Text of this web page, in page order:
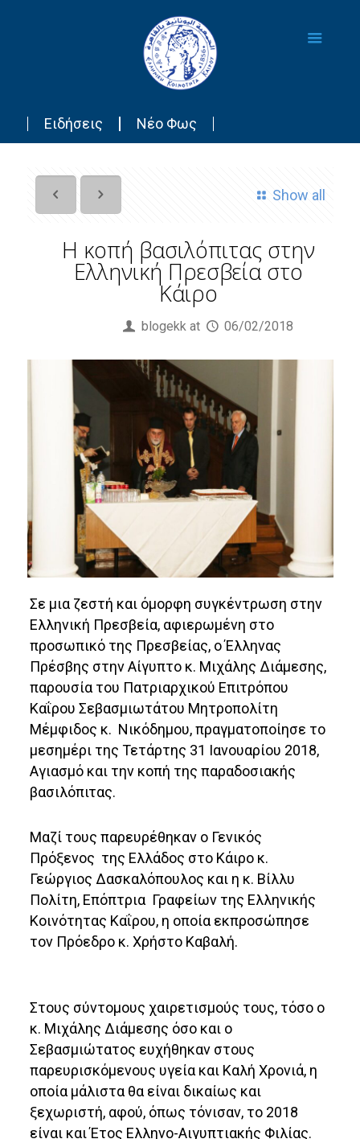
Ειδήσεις Νέο Φως
Show all
Η κοπή βασιλόπιτας στην
Ελληνική Πρεσβεία στο
Κάιρο
blogekk at 06/02/2018
Σε μια ζεστή και όμορφη συγκέντρωση στην
Ελληνική Πρεσβεία, αφιερωμένη στο
προσωπικό της Πρεσβείας, ο Έλληνας
Πρέσβης στην Αίγυπτο κ. Μιχάλης Διάμεσης,
παρουσία του Πατριαρχικού Επιτρόπου
Καΐρου Σεβασμιωτάτου Μητροπολίτη
Μέμφιδος κ. Νικόδημου, πραγματοποίησε το
μεσημέρι της Τετάρτης 31 Ιανουαρίου 2018,
Αγιασμό και την κοπή της παραδοσιακής
βασιλόπιτας.
Μαζί τους παρευρέθηκαν ο Γενικός
Πρόξενος της Ελλάδος στο Κάιρο κ.
Γεώργιος Δασκαλόπουλος και η κ. Βίλλυ
Πολίτη, Επόπτρια Γραφείων της Ελληνικής
Κοινότητας Καΐρου, η οποία εκπροσώπησε
τον Πρόεδρο κ. Χρήστο Καβαλή.
Στους σύντομους χαιρετισμούς τους, τόσο ο
κ. Μιχάλης Διάμεσης όσο και ο
Σεβασμιώτατος ευχήθηκαν στους
παρευρισκόμενους υγεία και Καλή Χρονιά, η
οποία μάλιστα θα είναι δικαίως και
ξεχωριστή, αφού, όπως τόνισαν, το 2018
είναι και Έτος Ελληνο-Αιγυπτιακής Φιλίας.